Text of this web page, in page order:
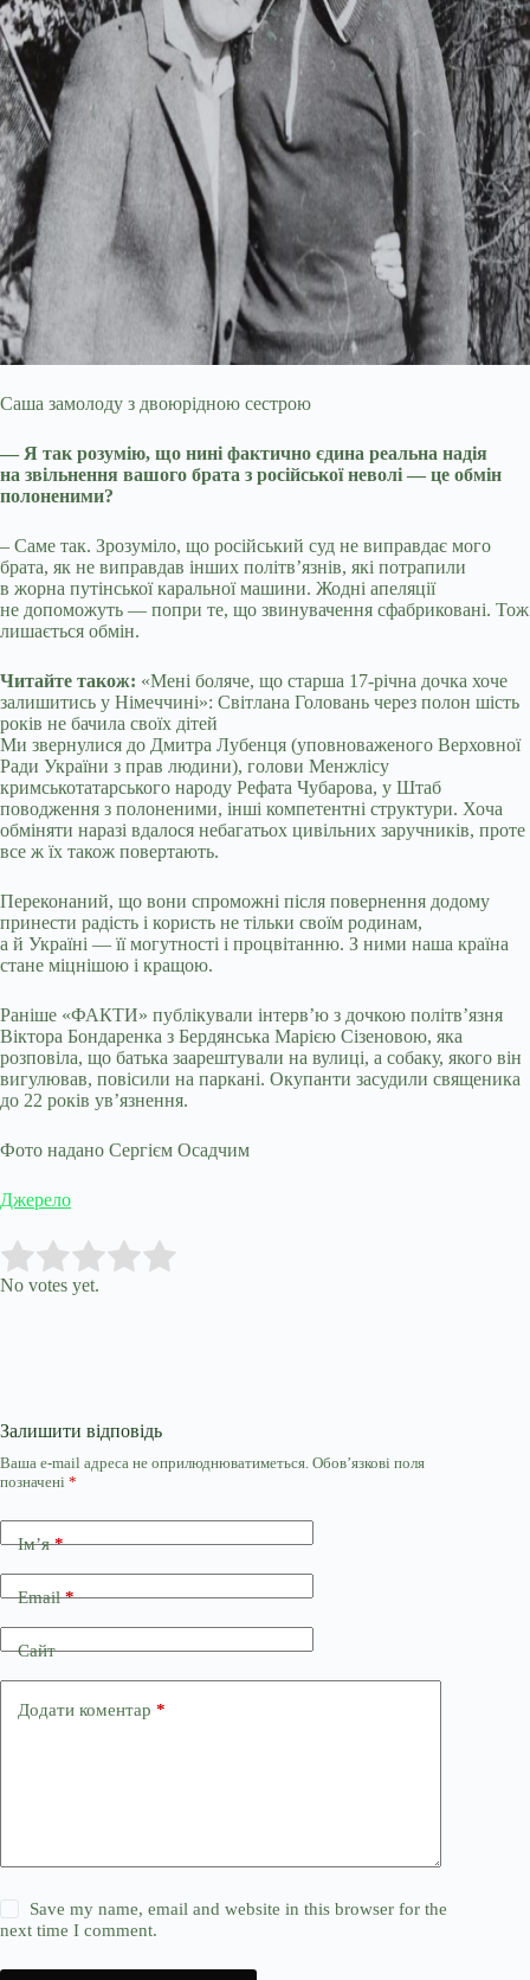
Саша замолоду з двоюрідною сестрою
— Я так розумію, що нині фактично єдина реальна надія
на звільнення вашого брата з російської неволі — це обмін
полоненими?
– Саме так. Зрозуміло, що російський суд не виправдає мого
брата, як не виправдав інших політв’язнів, які потрапили
в жорна путінської каральної машини. Жодні апеляції
не допоможуть — попри те, що звинувачення сфабриковані. Тож
лишається обмін.
Читайте також: «Мені боляче, що старша 17-річна дочка хоче
залишитись у Німеччині»: Світлана Головань через полон шість
років не бачила своїх дітей
Ми звернулися до Дмитра Лубенця (уповноваженого Верховної
Ради України з прав людини), голови Менжлісу
кримськотатарського народу Рефата Чубарова, у Штаб
поводження з полоненими, інші компетентні структури. Хоча
обміняти наразі вдалося небагатьох цивільних заручників, проте
все ж їх також повертають.
Переконаний, що вони спроможні після повернення додому
принести радість і користь не тільки своїм родинам,
а й Україні — її могутності і процвітанню. З ними наша країна
стане міцнішою і кращою.
Раніше «ФАКТИ» публікували інтерв’ю з дочкою політв’язня
Віктора Бондаренка з Бердянська Марією Сізеновою, яка
розповіла, що батька заарештували на вулиці, а собаку, якого він
вигулював, повісили на паркані. Окупанти засудили священика
до 22 років ув’язнення.
Фото надано Сергієм Осадчим
Джерело
Rate this item:
No votes yet.
Залишити відповідь
Ваша e-mail адреса не оприлюднюватиметься. Обов’язкові поля
позначені *
Ім’я*
Email*
Сайт
Додати коментар *
Save my name, email and website in this browser for the
next time I comment.